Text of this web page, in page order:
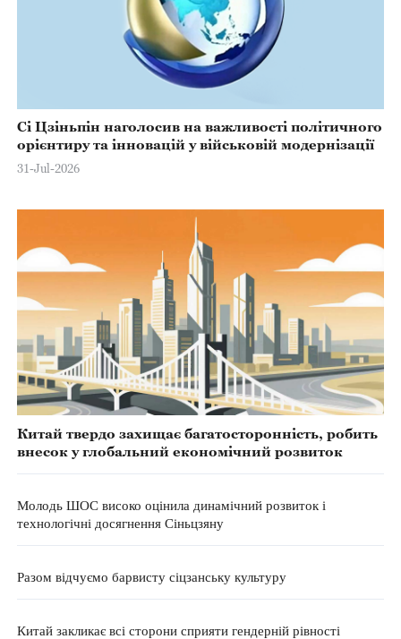
Сі Цзіньпін наголосив на важливості політичного
орієнтиру та інновацій у військовій модернізації
31-Jul-2026
Китай твердо захищає багатосторонність, робить
внесок у глобальний економічний розвиток
Молодь ШОС високо оцінила динамічний розвиток і
технологічні досягнення Сіньцзяну
Разом відчуємо барвисту сіцзанську культуру
Китай закликає всі сторони сприяти гендерній рівності